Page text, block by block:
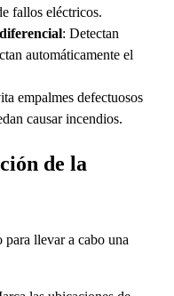
fallos eléctricos.
: Detectan
automáticamente el
empalmes defectuosos
causar incendios.
de la
llevar a cabo una